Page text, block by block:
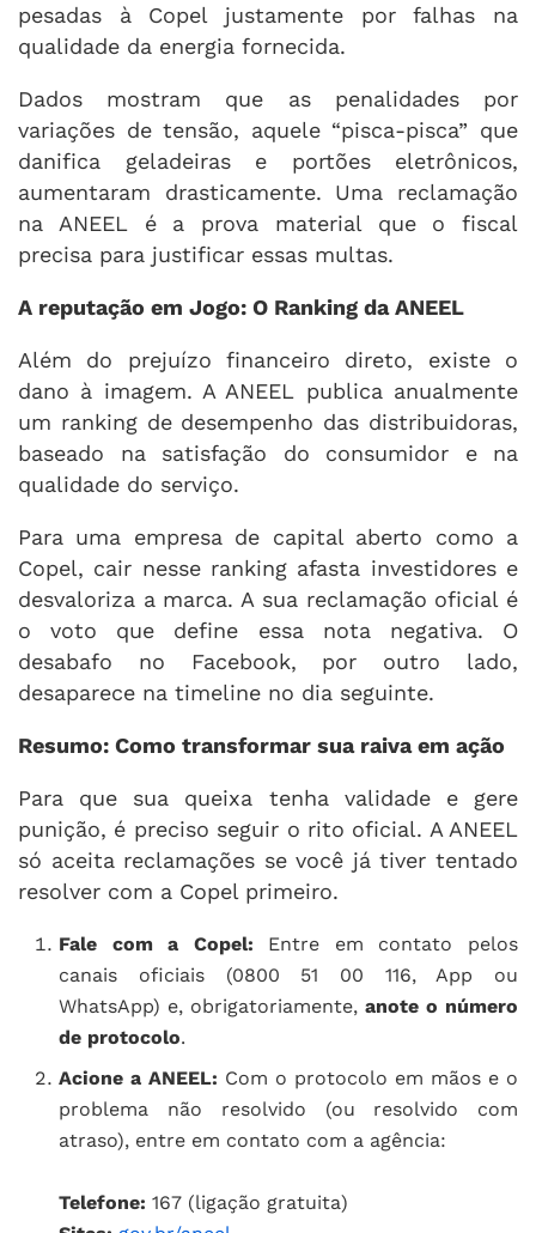
pesadas à Copel justamente por falhas na
qualidade da energia fornecida.
Dados mostram que as penalidades por
variações de tensão, aquele “pisca-pisca” que
danifica geladeiras e portões eletrônicos,
aumentaram drasticamente. Uma reclamação
na ANEEL é a prova material que o fiscal
precisa para justificar essas multas.
A reputação em Jogo: O Ranking da ANEEL
Além do prejuízo financeiro direto, existe o
dano à imagem. A ANEEL publica anualmente
um ranking de desempenho das distribuidoras,
baseado na satisfação do consumidor e na
qualidade do serviço.
Para uma empresa de capital aberto como a
Copel, cair nesse ranking afasta investidores e
desvaloriza a marca. A sua reclamação oficial é
o voto que define essa nota negativa. O
desabafo no Facebook, por outro lado,
desaparece na timeline no dia seguinte.
Resumo: Como transformar sua raiva em ação
Para que sua queixa tenha validade e gere
punição, é preciso seguir o rito oficial. A ANEEL
só aceita reclamações se você já tiver tentado
resolver com a Copel primeiro.
Fale com a Copel: Entre em contato pelos
canais oficiais (0800 51 00 116, App ou
WhatsApp) e, obrigatoriamente,anote o número
de protocolo.
Acione a ANEEL: Com o protocolo em mãos e o
problema não resolvido (ou resolvido com
atraso), entre em contato com a agência:
Telefone: 167 (ligação gratuita)